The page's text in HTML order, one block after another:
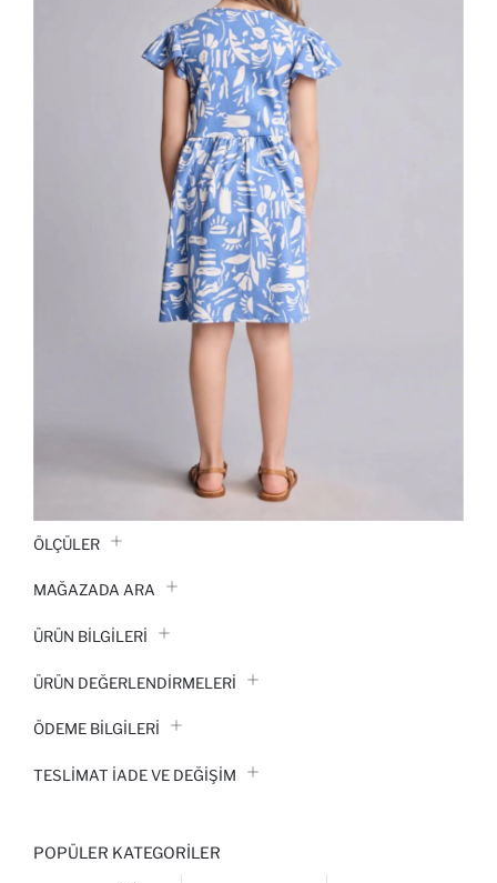
ÖLÇÜLER
MAĞAZADA ARA
ÜRÜN BILGILERI
ÜRÜN DEĞERLENDİRMELERİ
ÖDEME BİLGİLERİ
TESLIMAT İADE VE DEĞIŞIM
POPÜLER KATEGORILER